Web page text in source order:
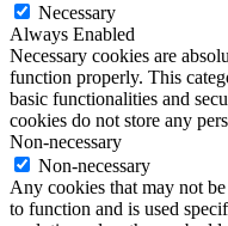
Necessary
Always Enabled
Necessary cookies are
function properly. This
basic functionalities and
cookies do not store any
Non-necessary
Non-necessary
Any cookies that may not
to function and is used